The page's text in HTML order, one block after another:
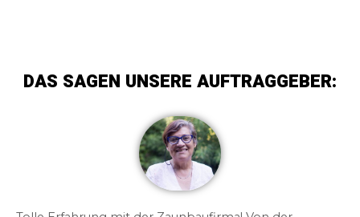
DAS SAGEN UNSERE AUFTRAGGEBER: